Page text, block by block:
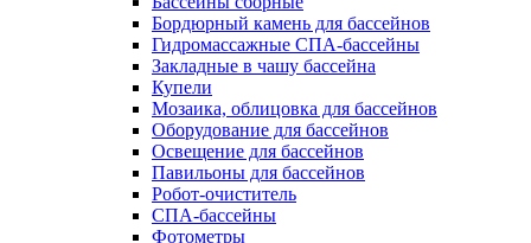
Бордюрный камень для бассейнов
Гидромассажные СПА-бассейны
Закладные в чашу бассейна
Купели
Мозаика, облицовка для бассейнов
Оборудование для бассейнов
Освещение для бассейнов
Павильоны для бассейнов
Робот-очиститель
СПА-бассейны
Фотометры